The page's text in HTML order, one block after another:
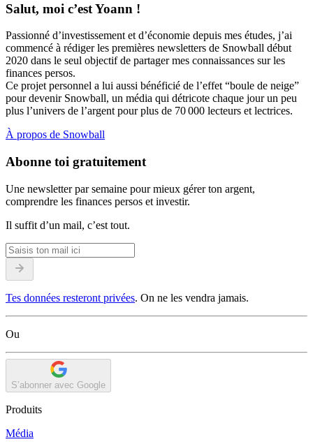
Salut, moi c’est Yoann !
Passionné d’investissement et d’économie depuis mes études, j’ai
commencé à rédiger les premières newsletters de Snowball début
2020 dans le seul objectif de partager mes connaissances sur les
finances persos.
Ce projet personnel a lui aussi bénéficié de l’effet “boule de neige”
pour devenir Snowball, un média qui détricote chaque jour un peu
plus l’univers de l’argent pour plus de 70 000 lecteurs et lectrices.
À propos de Snowball
Abonne toi gratuitement
Une newsletter par semaine pour mieux gérer ton argent,
comprendre les finances persos et investir.
Il suffit d’un mail, c’est tout.
Tes données resteront privées. On ne les vendra jamais.
Ou
S’abonner avec Google
Produits
Média